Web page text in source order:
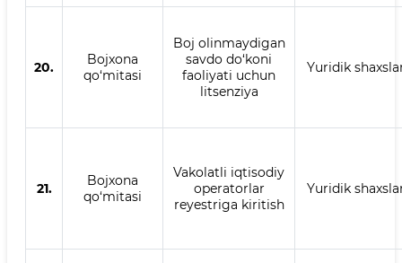
20.
Bojxona
qo‘mitasi
Boj olinmaydigan
savdo do‘koni
faoliyati uchun
litsenziya
Yuridik
21.
Bojxona
qo‘mitasi
Vakolatli iqtisodiy
operatorlar
reyestriga kiritish
Yuridik